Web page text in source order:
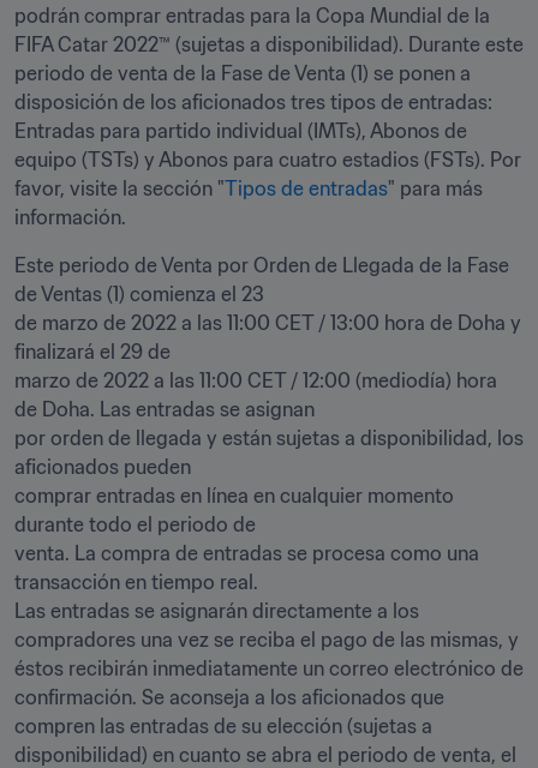
podrán comprar entradas para la Copa Mundial de la
FIFA Catar 2022™ (sujetas a disponibilidad). Durante este
periodo de venta de la Fase de Venta (1) se ponen a
disposición de los aficionados tres tipos de entradas:
Entradas para partido individual (IMTs), Abonos de
equipo (TSTs) y Abonos para cuatro estadios (FSTs). Por
favor, visite la sección "Tipos de entradas" para más
información.
Este periodo de Venta por Orden de Llegada de la Fase
de Ventas (1) comienza el 23
de marzo de 2022 a las 11:00 CET / 13:00 hora de Doha y
finalizará el 29 de
marzo de 2022 a las 11:00 CET / 12:00 (mediodía) hora
de Doha. Las entradas se asignan
por orden de llegada y están sujetas a disponibilidad, los
aficionados pueden
comprar entradas en línea en cualquier momento
durante todo el periodo de
venta. La compra de entradas se procesa como una
transacción en tiempo real.
Las entradas se asignarán directamente a los
compradores una vez se reciba el pago de las mismas, y
éstos recibirán inmediatamente un correo electrónico de
confirmación. Se aconseja a los aficionados que
compren las entradas de su elección (sujetas a
disponibilidad) en cuanto se abra el periodo de venta, el